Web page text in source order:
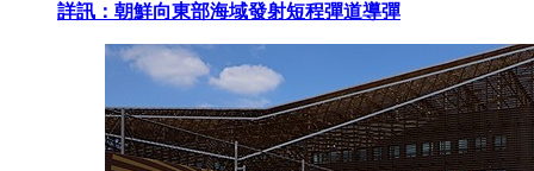
詳訊：朝鮮向東部海域發射短程彈道導彈